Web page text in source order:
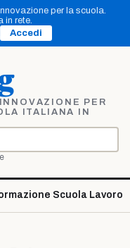
per la scuola.
in rete.
Accedi
PER
ITALIANA IN
Scuola Lavoro